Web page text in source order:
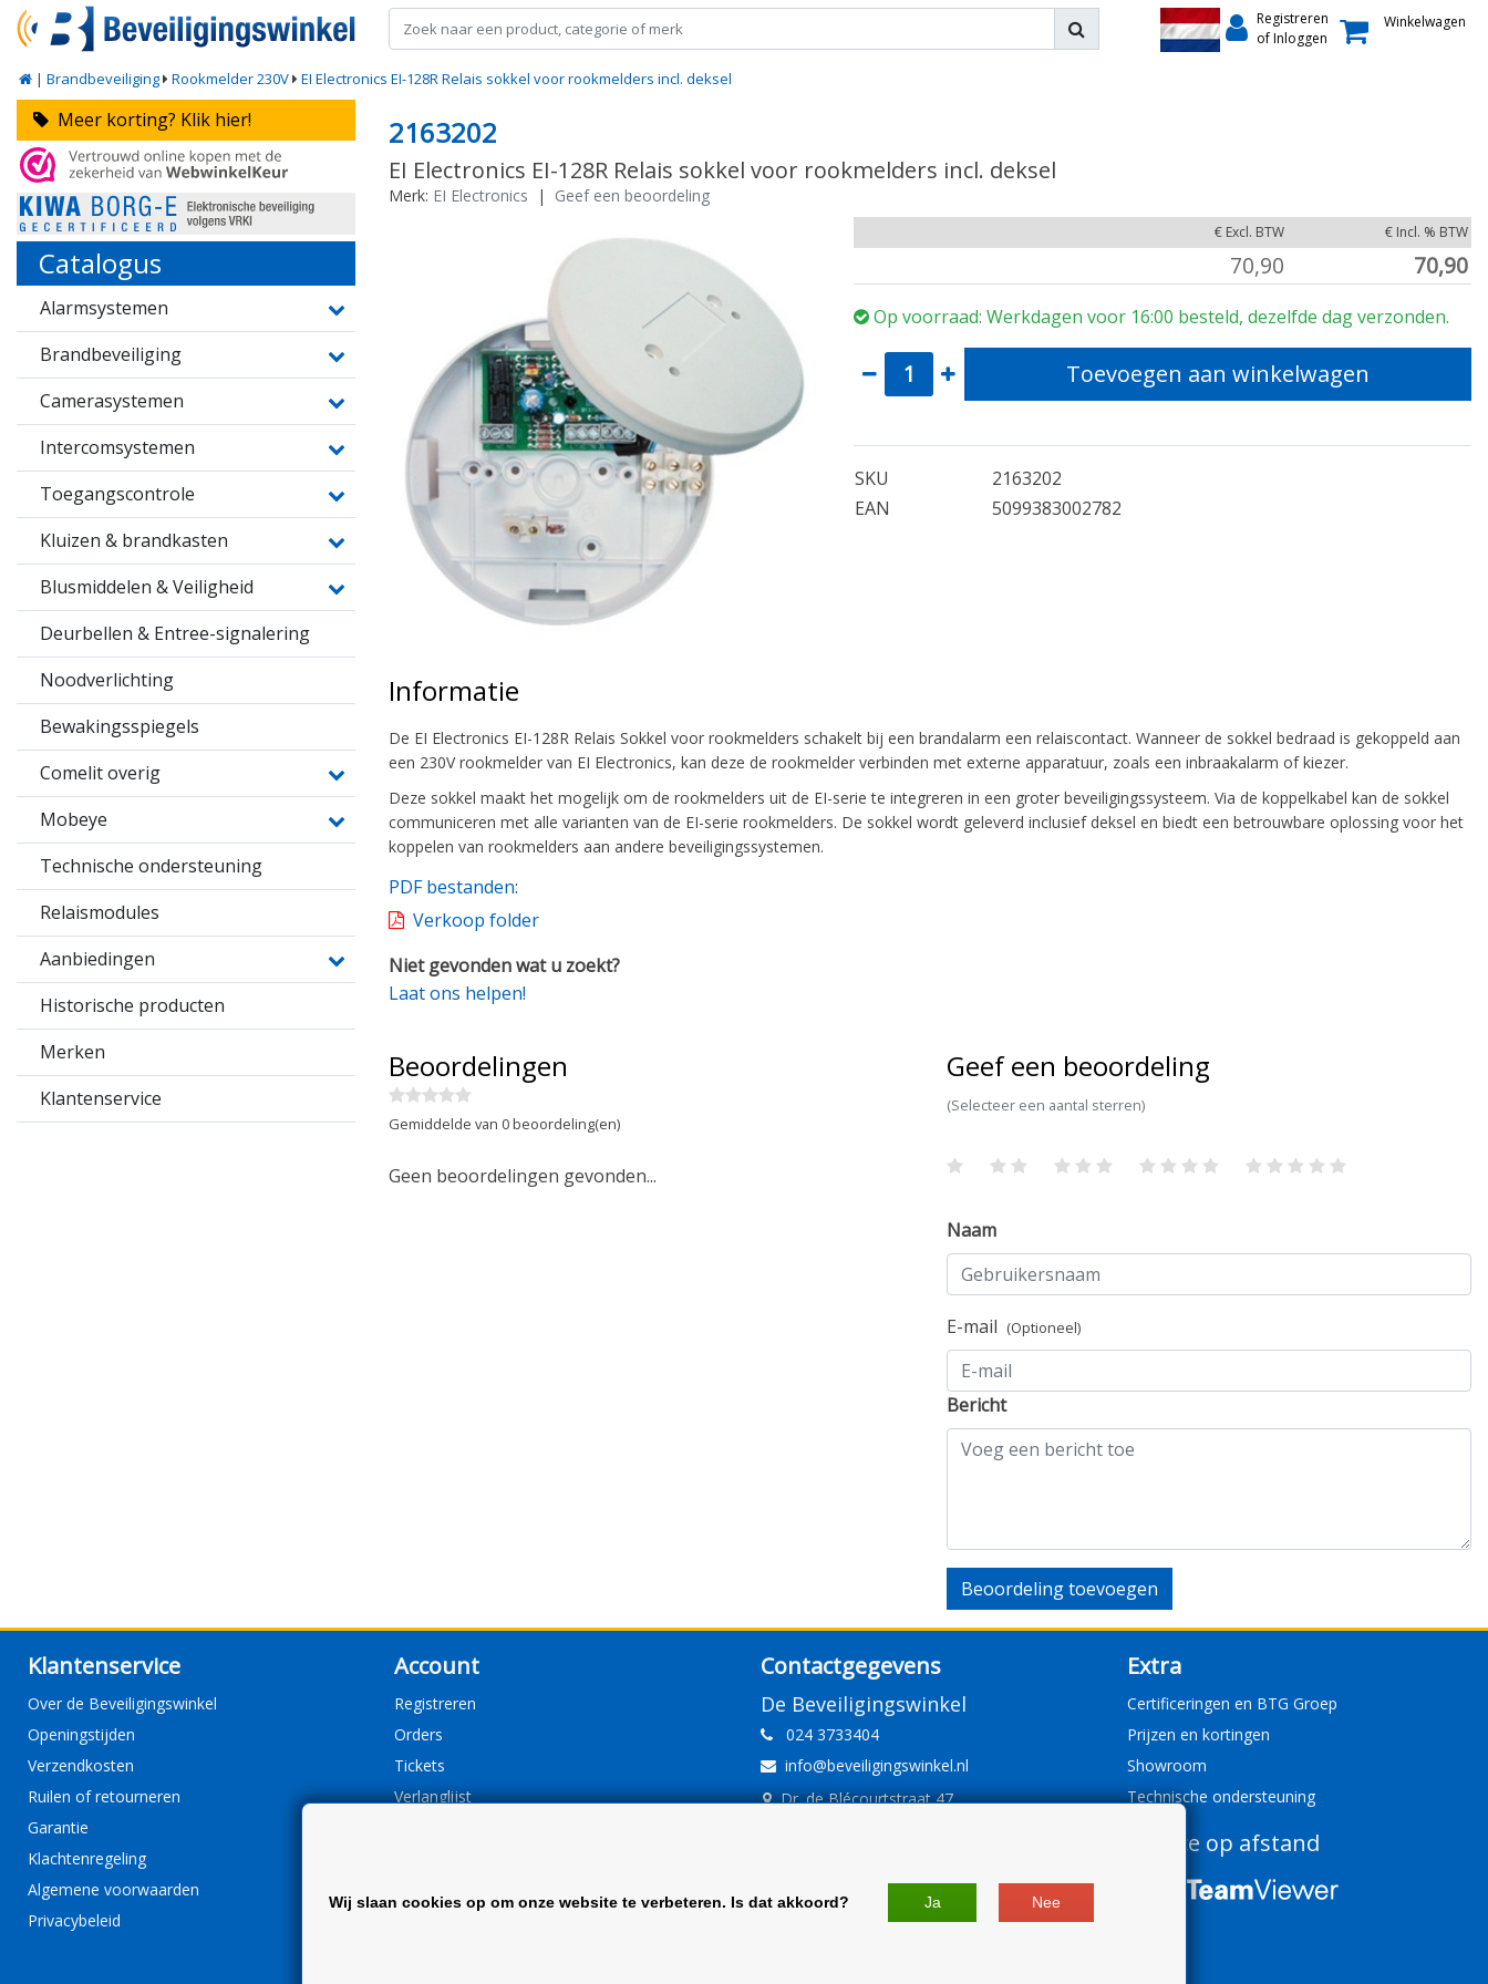
Registreren
of Inloggen
Winkelwagen
| Brandbeveiliging Rookmelder 230V EI Electronics EI-128R Relais sokkel voor rookmelders incl. deksel
Meer korting? Klik hier!
Catalogus
Alarmsystemen
Brandbeveiliging
Camerasystemen
Intercomsystemen
Toegangscontrole
Kluizen & brandkasten
Blusmiddelen & Veiligheid
Deurbellen & Entree-signalering
Noodverlichting
Bewakingsspiegels
Comelit overig
Mobeye
Technische ondersteuning
Relaismodules
Aanbiedingen
Historische producten
Merken
Klantenservice
2163202
EI Electronics EI-128R Relais sokkel voor rookmelders incl. deksel
Merk: EI Electronics | Geef een beoordeling
€ Excl. BTW € Incl. % BTW
70,90 70,90
Op voorraad: Werkdagen voor 16:00 besteld, dezelfde dag verzonden.
Toevoegen aan winkelwagen
SKU
2163202
EAN
5099383002782
Informatie
De EI Electronics EI-128R Relais Sokkel voor rookmelders schakelt bij een brandalarm een relaiscontact. Wanneer de sokkel bedraad is gekoppeld aan
een 230V rookmelder van EI Electronics, kan deze de rookmelder verbinden met externe apparatuur, zoals een inbraakalarm of kiezer.
Deze sokkel maakt het mogelijk om de rookmelders uit de EI-serie te integreren in een groter beveiligingssysteem. Via de koppelkabel kan de sokkel
communiceren met alle varianten van de EI-serie rookmelders. De sokkel wordt geleverd inclusief deksel en biedt een betrouwbare oplossing voor het
koppelen van rookmelders aan andere beveiligingssystemen.
PDF bestanden:
Verkoop folder
Niet gevonden wat u zoekt?
Laat ons helpen!
Beoordelingen
Gemiddelde van 0 beoordeling(en)
Geen beoordelingen gevonden...
Geef een beoordeling
(Selecteer een aantal sterren)
Naam
E-mail (Optioneel)
Bericht
Beoordeling toevoegen
Klantenservice
Over de Beveiligingswinkel
Openingstijden
Verzendkosten
Ruilen of retourneren
Garantie
Klachtenregeling
Algemene voorwaarden
Privacybeleid
Account
Registreren
Orders
Tickets
Verlanglijst
Contactgegevens
De Beveiligingswinkel
024 3733404
info@beveiligingswinkel.nl
Dr. de Blécourtstraat 47
BTW: NL 81.60.68.707.B01
Extra
Certificeringen en BTG Groep
Prijzen en kortingen
Showroom
Technische ondersteuning
Service op afstand
Wij slaan cookies op om onze website te verbeteren. Is dat akkoord? Ja Nee